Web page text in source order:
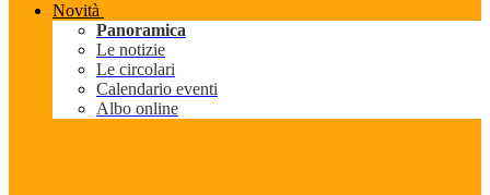
Novità
Panoramica
Le notizie
Le circolari
Calendario eventi
Albo online